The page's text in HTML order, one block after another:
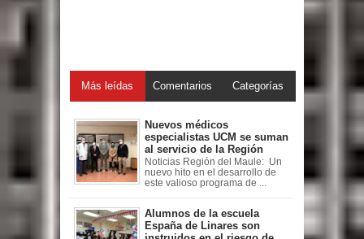
Más leídas Comentarios Categorías
Nuevos médicos
especialistas UCM se suman
al servicio de la Región
Noticias Región del Maule: Un
nuevo hito en el desarrollo de
este valioso programa de ...
Alumnos de la escuela
España de Linares son